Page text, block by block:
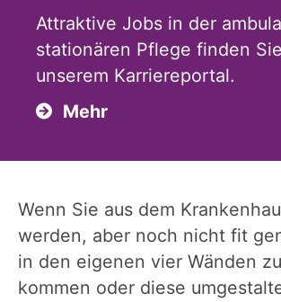
Attraktive Jobs in der
stationären Pflege finden
unserem Karriereportal.
Mehr
Wenn Sie aus dem
werden, aber noch nicht fit
in den eigenen vier Wänden
kommen oder diese